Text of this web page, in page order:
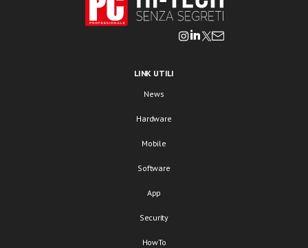
LINK UTILI
News
Hardware
Mobile
Software
App
Security
HowTo